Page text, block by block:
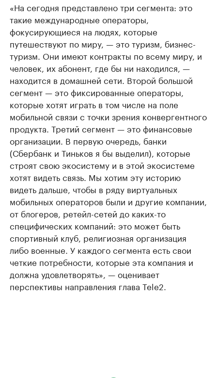
«На сегодня представлено три сегмента: это
такие международные операторы,
фокусирующиеся на людях, которые
путешествуют по миру, — это туризм, бизнес-
туризм. Они имеют контракты по всему миру, и
человек, их абонент, где бы ни находился, —
находится в домашней сети. Второй большой
сегмент — это фиксированные операторы,
которые хотят играть в том числе на поле
мобильной связи с точки зрения конвергентного
продукта. Третий сегмент — это финансовые
организации. В первую очередь, банки
(Сбербанк и Тиньков я бы выделил), которые
строят свою экосистему и в этой экосистеме
хотят видеть связь. Мы хотим эту историю
видеть дальше, чтобы в ряду виртуальных
мобильных операторов были и другие компании,
от блогеров, ретейл-сетей до каких-то
специфических компаний: это может быть
спортивный клуб, религиозная организация
либо военные. У каждого сегмента есть свои
четкие потребности, которые эта компания и
должна удовлетворять», — оценивает
перспективы направления глава Tele2.